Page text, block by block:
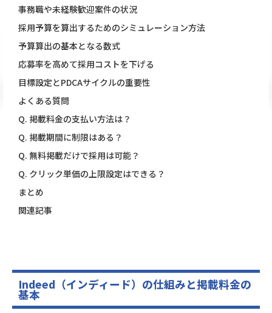
事務職や未経験歓迎案件の状況
採用予算を算出するためのシミュレーション方法
予算算出の基本となる数式
応募率を高めて採用コストを下げる
目標設定とPDCAサイクルの重要性
よくある質問
Q. 掲載料金の支払い方法は？
Q. 掲載期間に制限はある？
Q. 無料掲載だけで採用は可能？
Q. クリック単価の上限設定はできる？
まとめ
関連記事
Indeed（インディード）の仕組みと掲載料金の
基本